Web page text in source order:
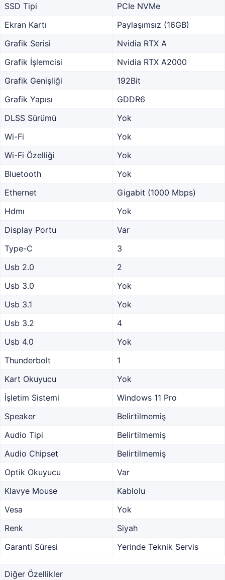
SSD Tipi
PCIe NVMe
Ekran Kartı
Paylaşımsız (16GB)
Grafik Serisi
Nvidia RTX A
Grafik İşlemcisi
Nvidia RTX A2000
Grafik Genişliği
192Bit
Grafik Yapısı
GDDR6
DLSS Sürümü
Yok
Wi-Fi
Yok
Wi-Fi Özelliği
Yok
Bluetooth
Yok
Ethernet
Gigabit (1000 Mbps)
Hdmı
Yok
Display Portu
Var
Type-C
3
Usb 2.0
2
Usb 3.0
Yok
Usb 3.1
Yok
Usb 3.2
4
Usb 4.0
Yok
Thunderbolt
1
Kart Okuyucu
Yok
İşletim Sistemi
Windows 11 Pro
Speaker
Belirtilmemiş
Audio Tipi
Belirtilmemiş
Audio Chipset
Belirtilmemiş
Optik Okuyucu
Var
Klavye Mouse
Kablolu
Vesa
Yok
Renk
Siyah
Garanti Süresi
Yerinde Teknik Servis
Diğer Özellikler